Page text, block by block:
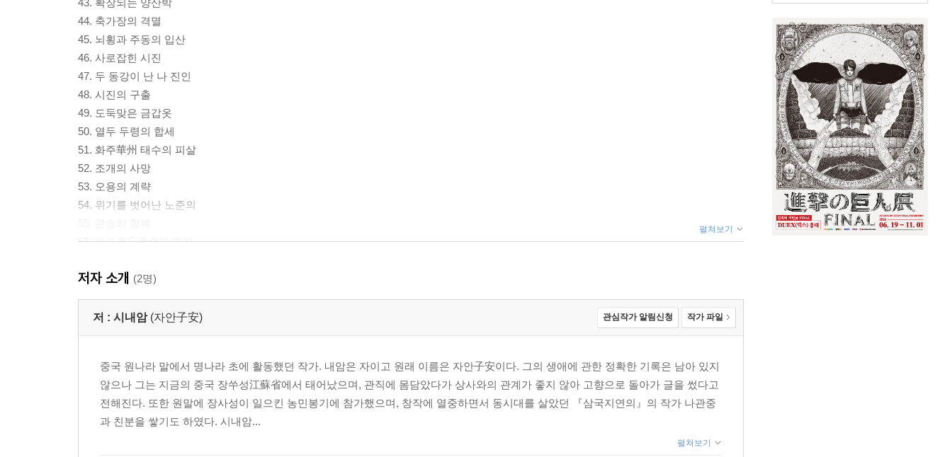
43. 확장되는 양산박
44. 축가장의 격멸
45. 뇌횡과 주동의 입산
46. 사로잡힌 시진
47. 두 동강이 난 나 진인
48. 시진의 구출
49. 도둑맞은 금갑옷
50. 열두 두령의 합세
51. 화주華州 태수의 피살
52. 조개의 사망
53. 오용의 계략
54. 위기를 벗어난 노준의
56. 안도전安道全의 입산
58. 사문공의 생포
59. 충의당에서의 맹세
60. 천하장사 연청
63. 송강의 요나라 정벌
64. 송강의 사망
펼쳐보기
저자 소개 (2명)
저 : 시내암 (자안子安) 관심작가 알림신청 작가 파일
중국 원나라 말에서 명나라 초에 활동했던 작가. 내암은 자이고 원래 이름은 자안子安이다. 그의 생애에 관한 정확한 기록은 남아 있지
않으나 그는 지금의 중국 장쑤성江蘇省에서 태어났으며, 관직에 몸담았다가 상사와의 관계가 좋지 않아 고향으로 돌아가 글을 썼다고
전해진다. 또한 원말에 장사성이 일으킨 농민봉기에 참가했으며, 창작에 열중하면서 동시대를 살았던 『삼국지연의』의 작가 나관중
과 친분을 쌓기도 하였다. 시내암...
펼쳐보기